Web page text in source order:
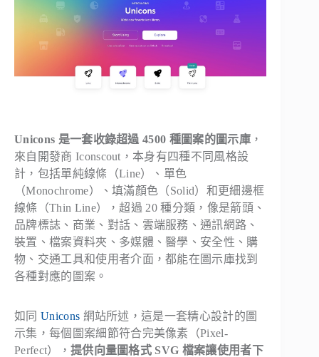
Unicons 是一套收錄超過 4500 種圖案的圖示庫，
來自開發商 Iconscout，本身有四種不同風格設
計，包括單純線條（Line）、單色
（Monochrome）、填滿顏色（Solid）和更細邊框
線條（Thin Line），超過 20 種分類，像是箭頭、
品牌標誌、商業、對話、雲端服務、通訊網路、
裝置、檔案資料夾、多媒體、醫學、安全性、購
物、交通工具和使用者介面，都能在圖示庫找到
各種對應的圖案。
如同 Unicons 網站所述，這是一套精心設計的圖
示集，每個圖案細節符合完美像素（Pixel-
Perfect）， 提供向量圖格式 SVG 檔案讓使用者下